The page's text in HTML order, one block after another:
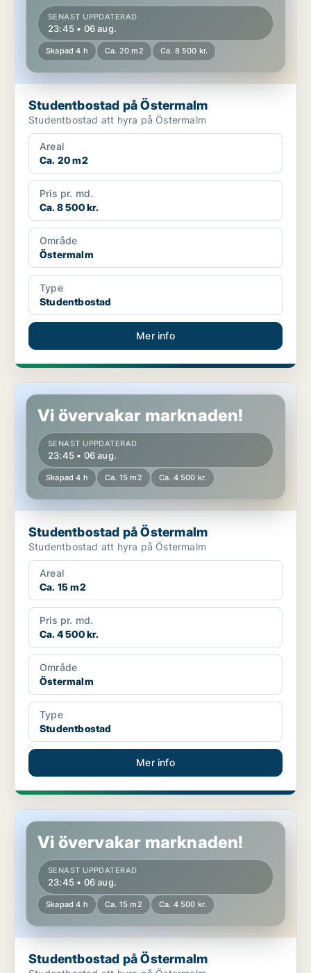
SENAST UPPDATERAD
23:45 • 06 aug.
Skapad 4 h Ca. 20 m2 Ca. 8 500 kr.
Studentbostad på Östermalm
Studentbostad att hyra på Östermalm
Areal
Ca. 20 m2
Pris pr. md.
Ca. 8 500 kr.
Område
Östermalm
Type
Studentbostad
Mer info
Studentbostad på Östermalm
Vi övervakar marknaden!
SENAST UPPDATERAD
23:45 • 06 aug.
Skapad 4 h Ca. 15 m2 Ca. 4 500 kr.
Studentbostad på Östermalm
Studentbostad att hyra på Östermalm
Areal
Ca. 15 m2
Pris pr. md.
Ca. 4 500 kr.
Område
Östermalm
Type
Studentbostad
Mer info
Studentbostad på Östermalm
Vi övervakar marknaden!
SENAST UPPDATERAD
23:45 • 06 aug.
Skapad 4 h Ca. 15 m2 Ca. 4 500 kr.
Studentbostad på Östermalm